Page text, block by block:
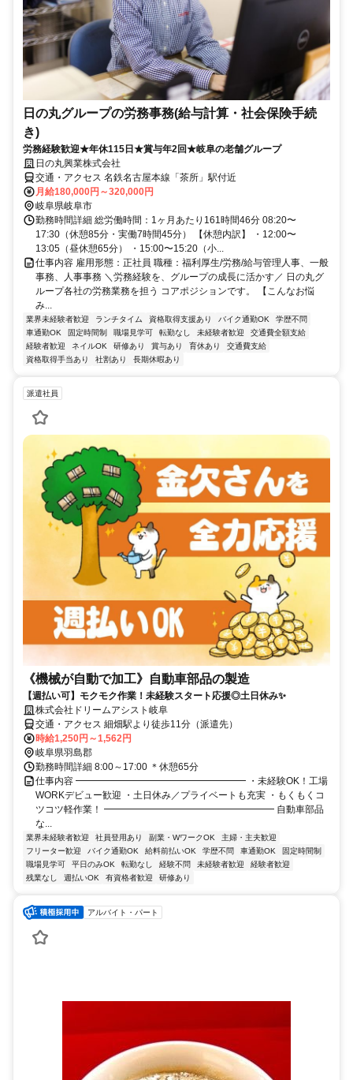
日の丸グループの労務事務(給与計算・社会保険手続
き)
労務経験歓迎★年休115日★賞与年2回★岐阜の老舗グループ
日の丸興業株式会社
交通・アクセス 名鉄名古屋本線「茶所」駅付近
月給180,000円～320,000円
岐阜県岐阜市
勤務時間詳細 総労働時間：1ヶ月あたり161時間46分 08:20〜
17:30（休憩85分・実働7時間45分） 【休憩内訳】 ・12:00〜
13:05（昼休憩65分） ・15:00〜15:20（小...
仕事内容 雇用形態：正社員 職種：福利厚生/労務/給与管理人事、一般
事務、人事事務 ＼労務経験を、グループの成長に活かす／ 日の丸グ
ループ各社の労務業務を担う コアポジションです。 【こんなお悩
み...
業界未経験者歓迎 ランチタイム 資格取得支援あり バイク通勤OK
学歴不問
車通勤OK
固定時間制 職場見学可 転勤なし 未経験者歓迎
交通費全額支給
経験者歓迎
ネイルOK 研修あり 賞与あり 育休あり
交通費支給
資格取得手当あり
社割あり 長期休暇あり
派遣社員
《機械が自動で加工》自動車部品の製造
【週払い可】モクモク作業！未経験スタート応援◎土日休み✨
株式会社ドリームアシスト岐阜
交通・アクセス 細畑駅より徒歩11分（派遣先）
時給1,250円～1,562円
岐阜県羽島郡
勤務時間詳細 8:00～17:00 ＊休憩65分
仕事内容 ━━━━━━━━━━━━━━━━━━ ・未経験OK！工場
WORKデビュー歓迎 ・土日休み／プライベートも充実 ・もくもくコ
ツコツ軽作業！ ━━━━━━━━━━━━━━━━━━ 自動車部品
な...
業界未経験者歓迎 社員登用あり 副業・WワークOK
主婦・主夫歓迎
フリーター歓迎
バイク通勤OK 給料前払いOK 学歴不問 車通勤OK
固定時間制
職場見学可
平日のみOK 転勤なし 経験不問 未経験者歓迎
経験者歓迎
残業なし
週払いOK 有資格者歓迎 研修あり
アルバイト・パート